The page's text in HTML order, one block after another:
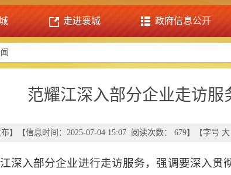
走进襄城 政府信息公开
范耀江深入部分企业走访服
】 【信息时间：2025-07-04 15:07 阅读次数： 679】【字号 大
深入部分企业进行走访服务，强调要深入贯